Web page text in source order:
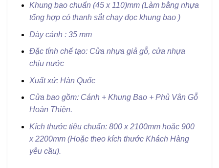
Khung bao chuẩn (45 x 110)mm (Làm bằng nhựa
tổng hợp có thanh sắt chạy đọc khung bao )
Dày cánh : 35 mm
Đặc tính chế tạo: Cửa nhựa giả gỗ, cửa nhựa
chịu nước
Xuất xứ: Hàn Quốc
Cửa bao gồm: Cánh + Khung Bao + Phủ Vân Gỗ
Hoàn Thiện.
Kích thước tiêu chuẩn: 800 x 2100mm hoặc 900
x 2200mm (Hoặc theo kích thước Khách Hàng
yêu cầu).